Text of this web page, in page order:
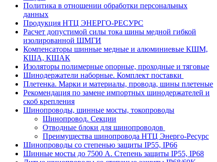
Политика в отношении обработки персональных
данных
Продукция НТЦ ЭНЕРГО-РЕСУРС
Расчет допустимой силы тока шины медной гибкой
изолированной ШМГИ
Компенсаторы шинные медные и алюминиевые КШМ,
КША, КШАК
Изоляторы полимерные опорные, проходные и тяговые
Шинодержатели наборные. Комплект поставки
Плетенка. Марки и материалы, провода, шины плетеные
Рекомендация по замене импортных шинодержателей и
скоб крепления
Шинопроводы, шинные мосты, токопроводы
Шинопровод. Секции
Отводные блоки для шинопроводов
Преимущества шинопровода НТЦ Энерго-Ресурс
Шинопроводы со степенью защиты IP55, IP66
Шинные мосты до 7500 А. Степень защиты IP55, IP68